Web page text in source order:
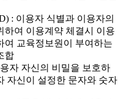
: 이용자 식별과 이용자의
하여 이용계약 체결시 이용
여 교육정보원이 부여하는
합
자 자신의 비밀을 보호하
자신이 설정한 문자와 숫자